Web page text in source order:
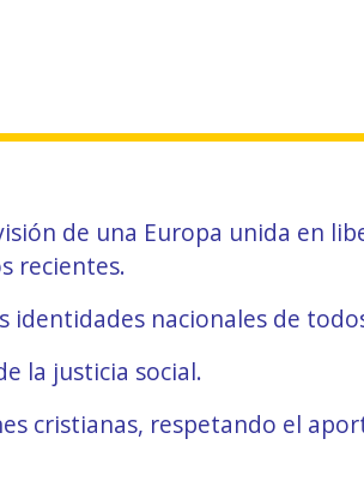
de una Europa unida en
recientes.
nacionales de
la justicia social.
cristianas, respetando el